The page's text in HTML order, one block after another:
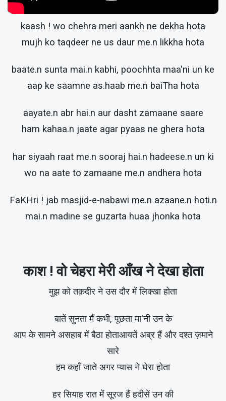
kaash ! wo chehra meri aankh ne dekha hota
mujh ko taqdeer ne us daur me.n likkha hota
baate.n sunta mai.n kabhi, poochhta maa'ni un ke
aap ke saamne as.haab me.n baiTha hota
aayate.n abr hai.n aur dasht zamaane saare
ham kahaa.n jaate agar pyaas ne ghera hota
har siyaah raat me.n sooraj hai.n hadeese.n un ki
wo na aate to zamaane me.n andhera hota
FaKHri ! jab masjid-e-nabawi me.n azaane.n hoti.n
mai.n madine se guzarta huaa jhonka hota
काश ! वो चेहरा मेरी आँख ने देखा होता
मुझ को तक़दीर ने उस दौर में लिक्खा होता
बातें सुनता मैं कभी, पूछता मा'नी उन के
आप के सामने असहाब में बैठा होताआयतें अब्र हैं और दश्त ज़माने
सारे
हम कहाँ जाते अगर प्यास ने घेरा होता
हर सियाह रात में सूरज हैं हदीसें उन की